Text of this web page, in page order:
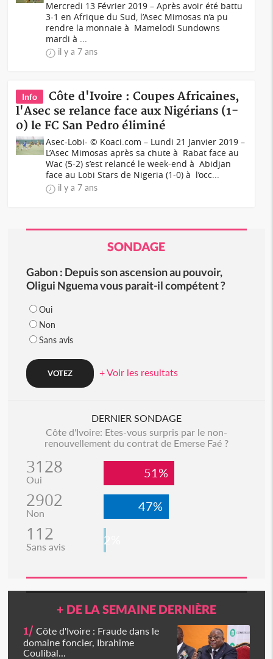
Mercredi 13 Février 2019 – Après avoir été battu
3-1 en Afrique du Sud, l’Asec Mimosas n’a pu
rendre la monnaie à Mamelodi Sundowns
mardi à ...
il y a 7 ans
Info
Côte d'Ivoire : Coupes Africaines,
l'Asec se relance face aux Nigérians (1-
0) le FC San Pedro éliminé
Asec-Lobi- © Koaci.com – Lundi 21 Janvier 2019 –
L’Asec Mimosas après sa chute à Rabat face au
Wac (5-2) s’est relancé le week-end à Abidjan
face au Lobi Stars de Nigeria (1-0) à l’occ...
il y a 7 ans
SONDAGE
Gabon : Depuis son ascension au pouvoir,
Oligui Nguema vous parait-il compétent ?
Oui
Non
Sans avis
+ Voir les resultats
DERNIER SONDAGE
Côte d'Ivoire: Etes-vous surpris par le non-
renouvellement du contrat de Emerse Faé ?
3128
Oui 51%
2902
Non 47%
112
Sans avis 2%
+ DE LA SEMAINE DERNIÈRE
1/ Côte d'Ivoire : Fraude dans le
domaine foncier, Ibrahime
Coulibal...